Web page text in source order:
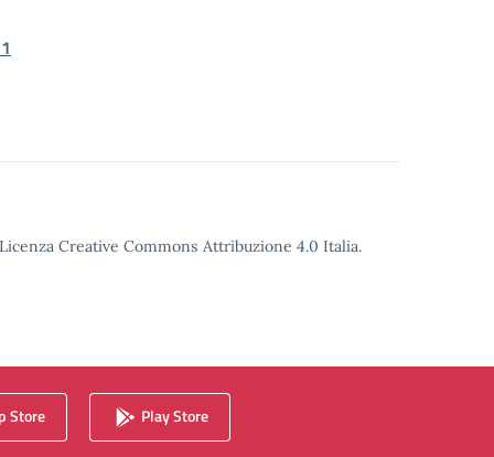
Creative Commons Attribuzione 4.0 Italia.
Store Play Store